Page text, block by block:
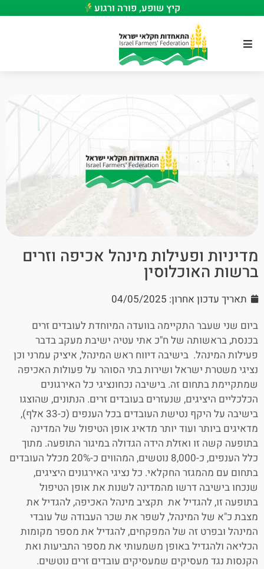
קיץ שופע, פורה ורגוע
מדיניות ופעילות מינהל אכיפה וזרים
ברשות האוכלוסין
תאריך עדכון אחרון: 04/05/2025
ביום שני שעבר התקיימה בוועדה המיוחדת לעובדים זרים
בכנסת, בראשותה של ח"כ אתי עטיה ישיבת מעקב בדבר
פעילות המינהל. בישיבה דיווח ראש המינהל, איציק עמרני וכן
נציגי משטרת ישראל ושירות בתי הסוהר על פעולות האכיפה
שמתקיימת בתחום זה. בישיבה נכחונציגי כל האירגונים
הכלכליים היציגים, שנעזרים בעובדים זרים. הנתונים, שהוצגו
בישיבה על היקף נטישת העובדים בכל הענפים (כ-33 אלף),
מדאיגים ביותר ועוד יותר מדאיג אופן הטיפול של המדינה
בתופעה קשה זו ואזלת הידה הגדולה במיגור התופעה. מתוך
כלל הענפים, כ-8,000 נוטשים, המהווים כ-20% מכלל העובדים
בתחום עם מהמגזר החקלאי. כל נציגי האירגונים היציגים,
שנכחו בישיבה דרשו מהמדינה לשנות את אופן הטיפול
בתופעה זו, להגדיל את תקציב מינהל האכיפה, להגדיל את
מצבת כ"א של המינהל, לשפר את שכר העבודה של עובדי
המינהל ובפרט זה של המפקחים, להגדיל את מספר מקומות
הכליאה ולהגדיל באופן משמעותי את מספר התביעות ואת
הקנסות נגד מעסיקים שמעסיקים עובדים זרים נוטשים.